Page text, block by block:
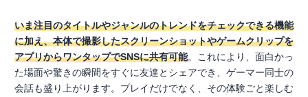
いま注目のタイトルやジャンルのトレンドをチェックできる機能
に加え、本体で撮影したスクリーンショットやゲームクリップを
アプリからワンタップでSNSに共有可能。これにより、面白かっ
た場面や驚きの瞬間をすぐに友達とシェアでき、ゲーマー同士の
会話も盛り上がります。プレイだけでなく、その体験ごと楽しむ